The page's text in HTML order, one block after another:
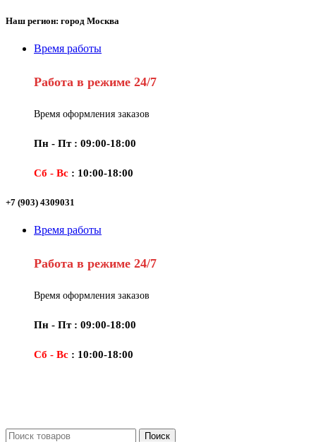
Наш регион: город Москва
Время работы
Работа в режиме 24/7
Время оформления заказов
Пн - Пт : 09:00-18:00
Сб - Вс : 10:00-18:00
+7 (903) 4309031
Время работы
Работа в режиме 24/7
Время оформления заказов
Пн - Пт : 09:00-18:00
Сб - Вс : 10:00-18:00
Поиск